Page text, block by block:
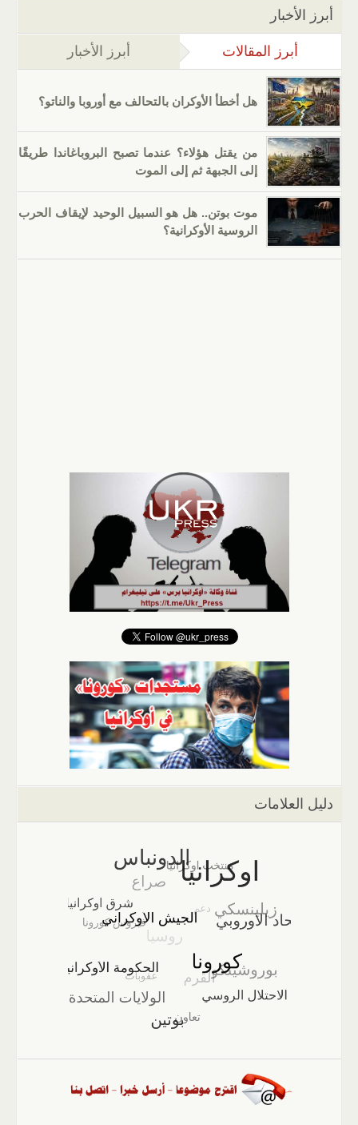
أبرز الأخبار
أبرز المقالات (علامة التبويب النشطة)
أبرز الأخبار
هل أخطأ الأوكران بالتحالف مع أوروبا والناتو؟
من يقتل هؤلاء؟ عندما تصبح البروباغاندا طريقًا
إلى الجبهة ثم إلى الموت
موت بوتن.. هل هو السبيل الوحيد لإيقاف الحرب
الروسية الأوكرانية؟
دليل العلامات